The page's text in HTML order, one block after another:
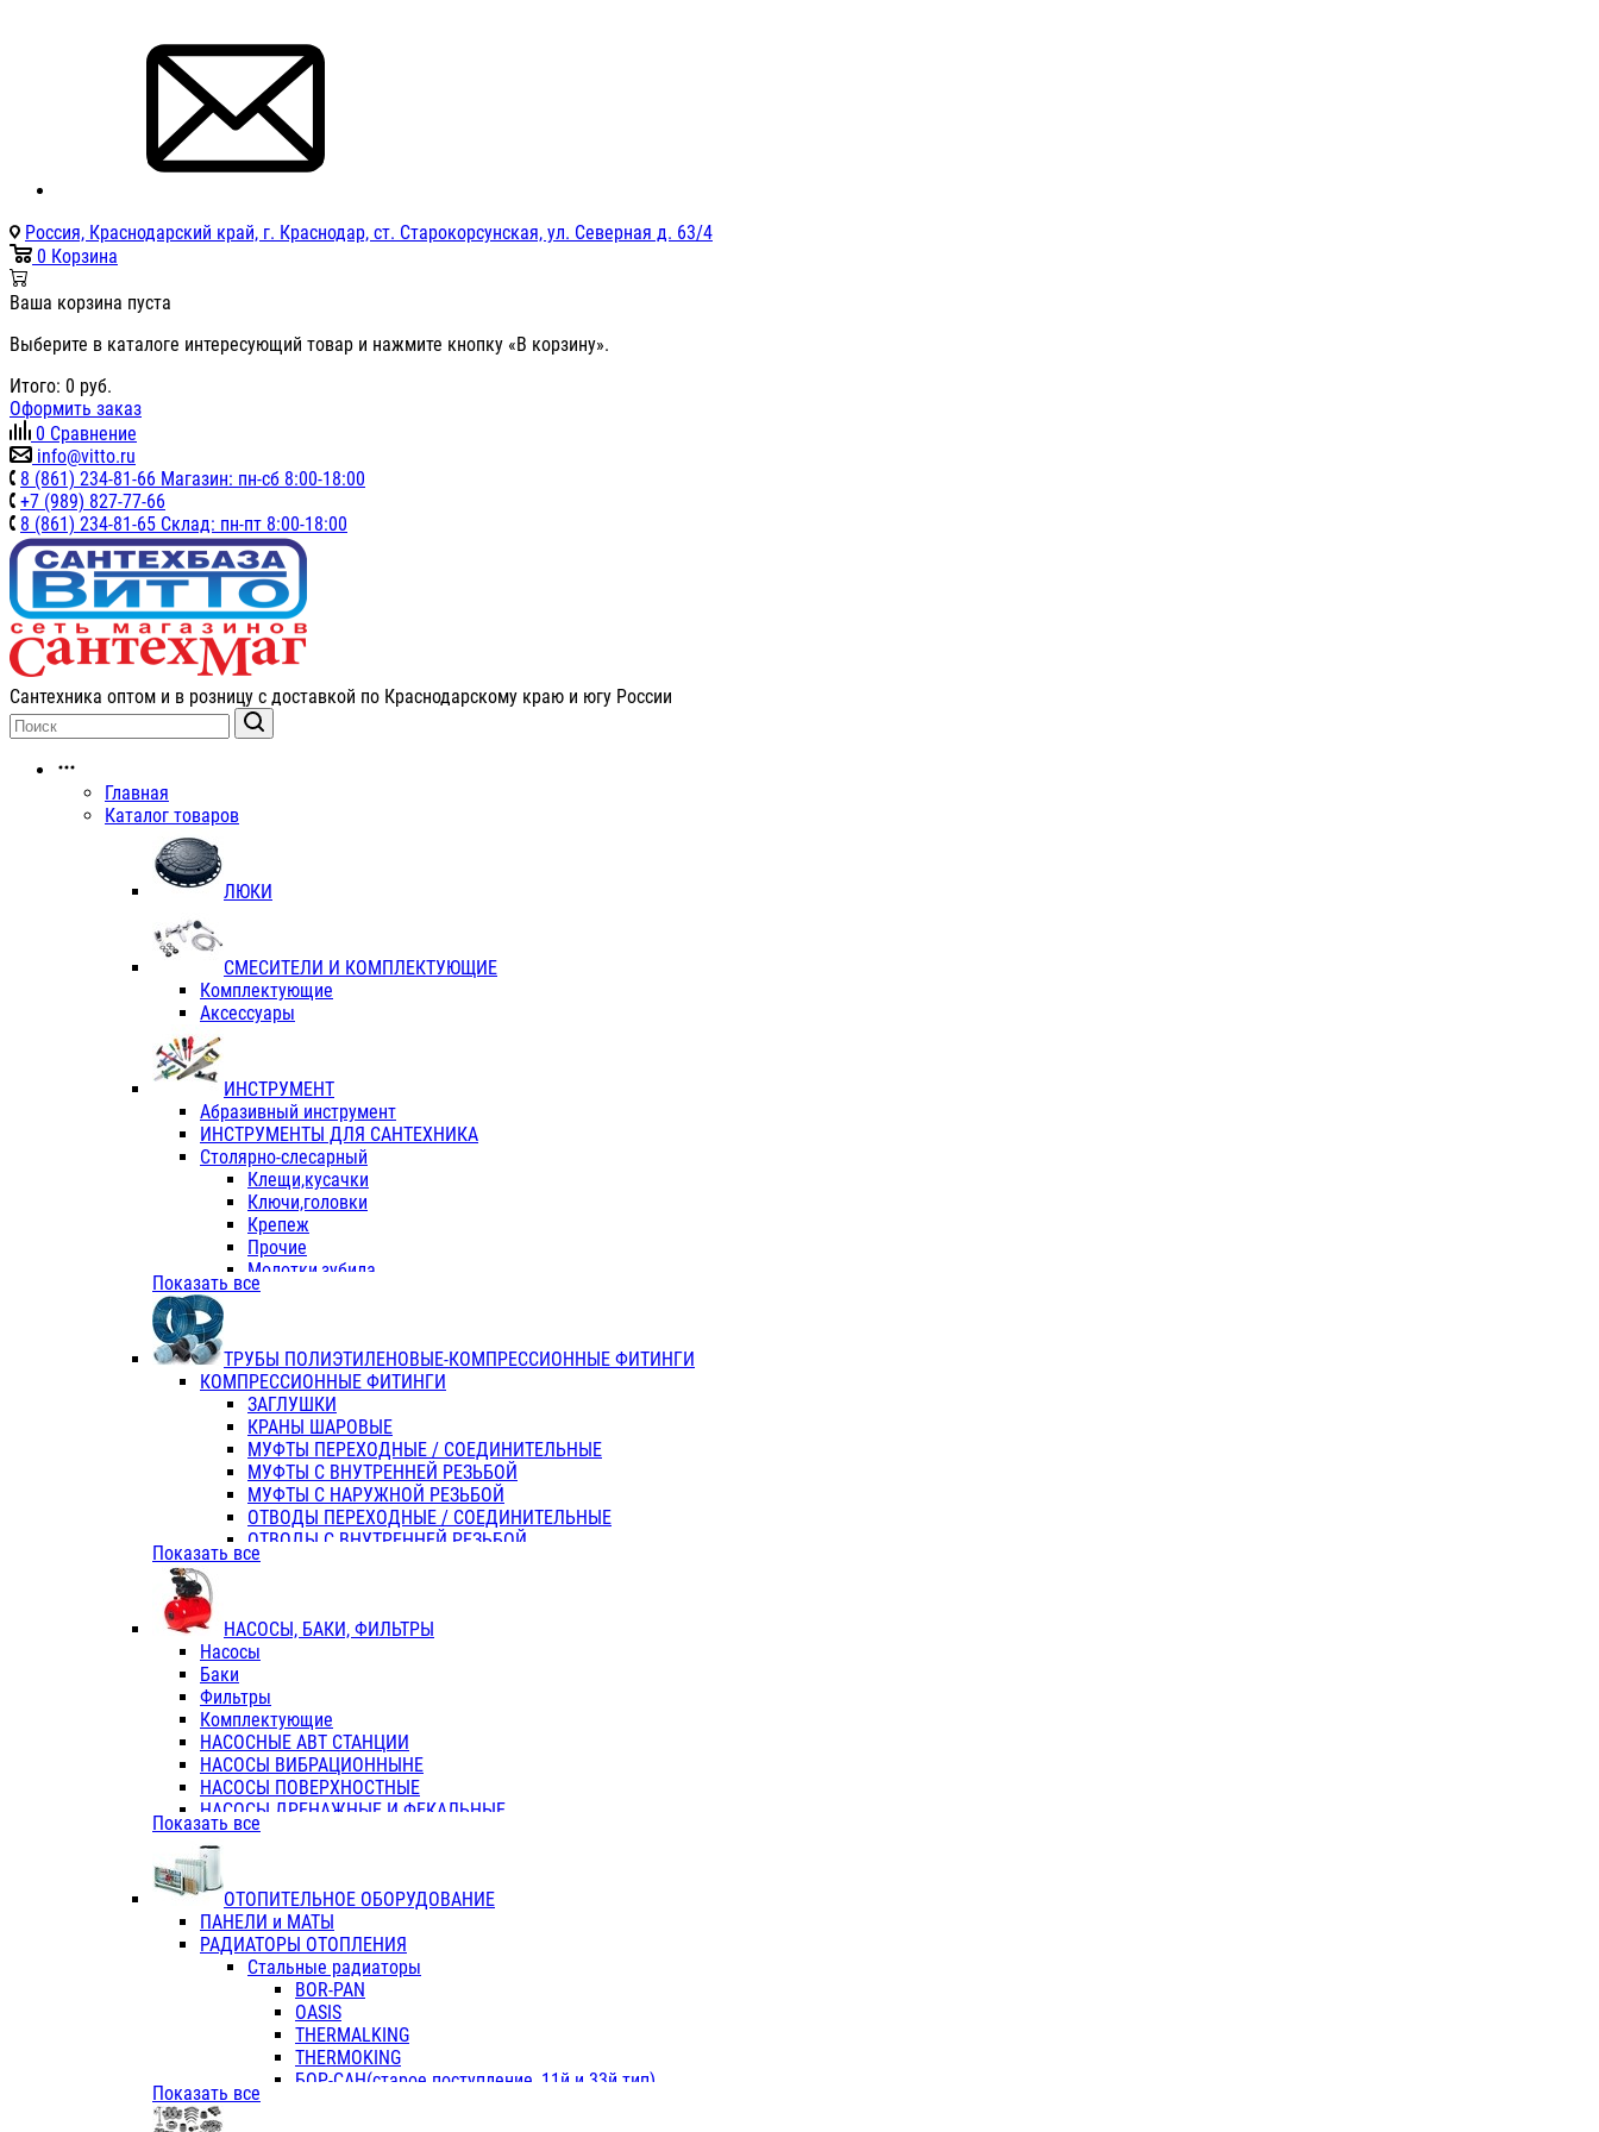
Россия, Краснодарский край, г. Краснодар, ст. Старокорсунская, ул. Северная д. 63/4
0 Корзина
Ваша корзина пуста
Выберите в каталоге интересующий товар и нажмите кнопку «В корзину».
Итого: 0 руб.
Оформить заказ
0 Сравнение
info@vitto.ru
8 (861) 234-81-66 Магазин: пн-сб 8:00-18:00
+7 (989) 827-77-66
8 (861) 234-81-65 Склад: пн-пт 8:00-18:00
Сантехника оптом и в розницу с доставкой по Краснодарскому краю и югу России
Главная
Каталог товаров
ЛЮКИ
СМЕСИТЕЛИ И КОМПЛЕКТУЮЩИЕ
Комплектующие
Аксессуары
ИНСТРУМЕНТ
Абразивный инструмент
ИНСТРУМЕНТЫ ДЛЯ САНТЕХНИКА
Столярно-слесарный
Клещи,кусачки
Ключи,головки
Крепеж
Прочие
Молотки,зубила
Пассатижи,тонкогубцы,утконосы
Отвертки
Хоз. инвентарь
ЭЛ. ИНСТРУМЕНТ OASIS
Показать все
ТРУБЫ ПОЛИЭТИЛЕНОВЫЕ-КОМПРЕССИОННЫЕ ФИТИНГИ
КОМПРЕССИОННЫЕ ФИТИНГИ
ЗАГЛУШКИ
КРАНЫ ШАРОВЫЕ
МУФТЫ ПЕРЕХОДНЫЕ / СОЕДИНИТЕЛЬНЫЕ
МУФТЫ С ВНУТРЕННЕЙ РЕЗЬБОЙ
МУФТЫ С НАРУЖНОЙ РЕЗЬБОЙ
ОТВОДЫ ПЕРЕХОДНЫЕ / СОЕДИНИТЕЛЬНЫЕ
ОТВОДЫ С ВНУТРЕННЕЙ РЕЗЬБОЙ
ОТВОДЫ С НАРУЖНОЙ РЕЗЬБОЙ
ТРОЙНИКИ ПЕРЕХОДНЫЕ / СОЕДИНИТЕЛЬНЫЕ
ТРОЙНИКИ С ВНУТРЕННЕЙ РЕЗЬБОЙ
КОЛЬЦА РЕЗИНОВЫЕ
ТРУБЫ НАПОРНЫЕ
ТРУБЫ ГОФРИРОВАННЫЕ ДВУХСЛ.
ТРУБЫ ПОЛИЭТИЛЕНОВЫЕ
Показать все
НАСОСЫ, БАКИ, ФИЛЬТРЫ
Насосы
Баки
Фильтры
Комплектующие
НАСОСНЫЕ АВТ СТАНЦИИ
НАСОСЫ ВИБРАЦИОННЫНЕ
НАСОСЫ ПОВЕРХНОСТНЫЕ
НАСОСЫ ДРЕНАЖНЫЕ И ФЕКАЛЬНЫЕ
НАСОСЫ ПОВЫСИТ и ЦИРКУЛЯЦИОННЫЕ
НАСОСЫ СКВАЖИННЫЕ
Показать все
ОТОПИТЕЛЬНОЕ ОБОРУДОВАНИЕ
ПАНЕЛИ и МАТЫ
РАДИАТОРЫ ОТОПЛЕНИЯ
Стальные радиаторы
BOR-PAN
OASIS
THERMALKING
THERMOKING
БОР-САН(старое поступление, 11й и 33й тип)
Показать все